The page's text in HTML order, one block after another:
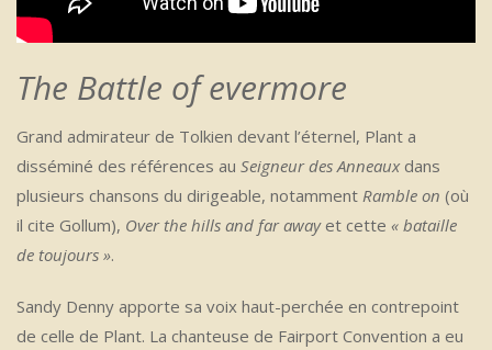
The Battle of evermore
Grand admirateur de Tolkien devant l’éternel, Plant a
disséminé des références au Seigneur des Anneauxdans
plusieurs chansons du dirigeable, notamment Ramble on (où
il cite Gollum), Over the hills and far awayet cette « bataille
de toujours ».
Sandy Denny apporte sa voix haut-perchée en contrepoint
de celle de Plant. La chanteuse de Fairport Convention a eu